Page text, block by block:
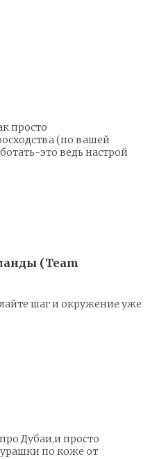
просто
(по вашей
это ведь настрой
(Team
шаг и окружение уже
Дубаи,и просто
по коже от